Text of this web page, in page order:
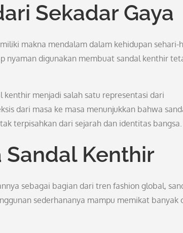
Sekadar Gaya
makna mendalam dalam kehidupan sehari-
nyaman digunakan membuat sandal kenthir
menjadi salah satu representasi dari
dari masa ke masa menunjukkan bahwa
terpisahkan dari sejarah dan identitas bangsa.
Kenthir
sebagai bagian dari tren fashion global,
sederhananya mampu memikat banyak